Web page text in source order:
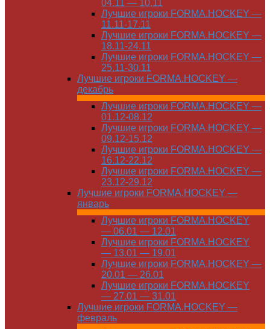
04.11 — 10.11
Лучшие игроки FORMA.HOCKEY —
11.11-17.11
Лучшие игроки FORMA.HOCKEY —
18.11-24.11
Лучшие игроки FORMA.HOCKEY —
25.11-30.11
Лучшие игроки FORMA.HOCKEY —
декабрь
Лучшие игроки FORMA.HOCKEY —
01.12-08.12
Лучшие игроки FORMA.HOCKEY —
09.12-15.12
Лучшие игроки FORMA.HOCKEY —
16.12-22.12
Лучшие игроки FORMA.HOCKEY —
23.12-29.12
Лучшие игроки FORMA.HOCKEY —
январь
Лучшие игроки FORMA.HOCKEY
— 06.01 — 12.01
Лучшие игроки FORMA.HOCKEY
— 13.01 — 19.01
Лучшие игроки FORMA.HOCKEY —
20.01 — 26.01
Лучшие игроки FORMA.HOCKEY
— 27.01 — 31.01
Лучшие игроки FORMA.HOCKEY —
февраль